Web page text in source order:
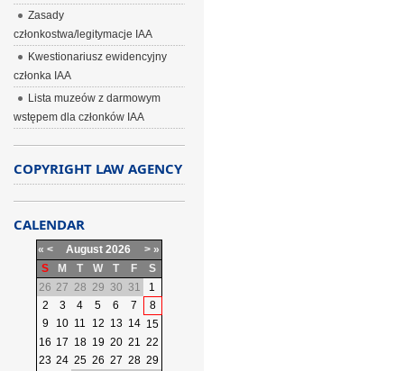
Zasady
członkostwa/legitymacje IAA
Kwestionariusz ewidencyjny
członka IAA
Lista muzeów z darmowym
wstępem dla członków IAA
COPYRIGHT LAW AGENCY
CALENDAR
« < August 2026 > »
S
M T W T F
S
26 27 28 29 30 31
1
2
3 4 5 6 7
8
9
10 11 12 13 14 15
16 17 18 19 20 21 22
23 24 25 26 27 28 29